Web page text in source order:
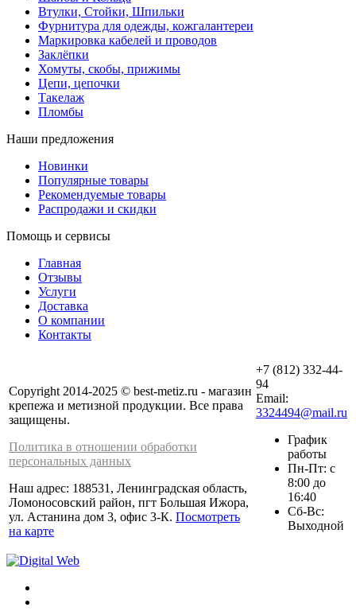
Втулки, Стойки, Шпильки
Фурнитура для одежды, кожгалантереи
Маркировка кабелей и проводов
Заклёпки
Хомуты, скобы, прижимы
Цепи, цепочки
Такелаж
Пломбы
Наши предложения
Новинки
Популярные товары
Рекомендуемые товары
Распродажи и скидки
Помощь и сервисы
Главная
Отзывы
Услуги
Доставка
О компании
Контакты
Copyright 2014-2025 © best-metiz.ru - магазин
крепежа и метизной продукции. Все права
защищены.
Политика в отношении обработки
персональных данных
Наш адрес: 188531, Ленинградская область,
Ломоносовский район, пгт Большая Ижора,
ул. Астанина дом 3, офис 3-К. Посмотреть
на карте
+7 (812) 332-44-
94
Email:
3324494@mail.ru
График
работы
Пн-Пт: с
8:00 до
16:40
Сб-Вс:
Выходной